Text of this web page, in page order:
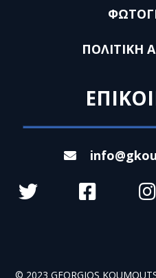
ΠΟΛΙΤΙΚΗ
© 2023 GEORGIOS